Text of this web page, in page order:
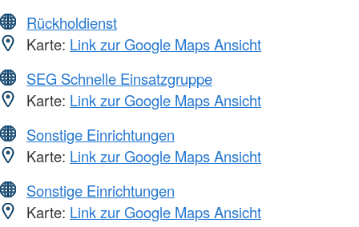
Rückholdienst
Karte: Link zur Google Maps Ansicht
SEG Schnelle Einsatzgruppe
Karte: Link zur Google Maps Ansicht
Sonstige Einrichtungen
Karte: Link zur Google Maps Ansicht
Sonstige Einrichtungen
Karte: Link zur Google Maps Ansicht